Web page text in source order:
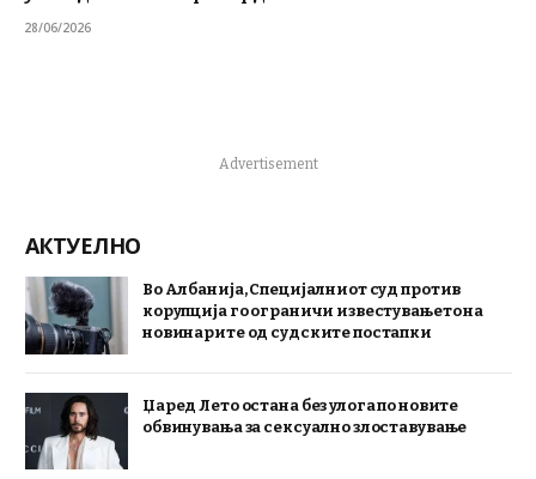
28/06/2026
Advertisement
АКТУЕЛНО
Во Албанија, Специјалниот суд против
корупција го ограничи известувањето на
новинарите од судските постапки
Џаред Лето остана без улога по новите
обвинувања за сексуално злоставување